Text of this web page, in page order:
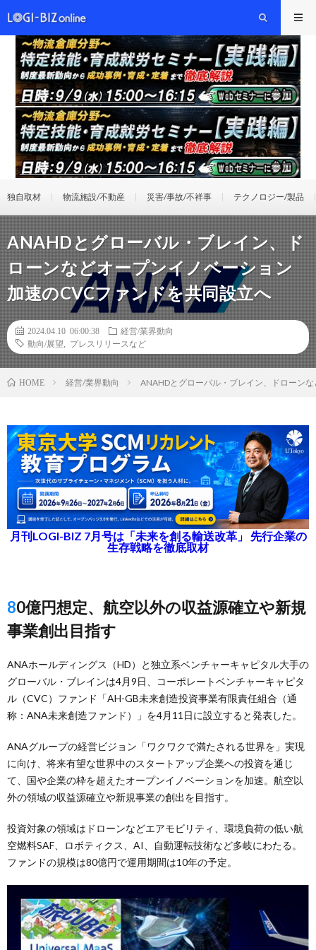
独自取材 物流施設/不動産 災害/事故/不祥事 テクノロジー/製品
ANAHDとグローバル・ブレイン、ド
ローンなどオープンイノベーション
加速のCVCファンドを共同設立へ
2024.04.10 06:00:38
経営/業界動向
動向/展望
プレスリリースなど
HOME 経営/業界動向 ANAHDとグローバル・ブレイン、ドローン
月刊LOGI-BIZ 7月号は「未来を創る輸送改革」 先行企業の
生存戦略を徹底取材
80億円想定、航空以外の収益源確立や新規
事業創出目指す
ANAホールディングス（HD）と独立系ベンチャーキャピタル大手の
グローバル・ブレインは4月9日、コーポレートベンチャーキャピタ
ル（CVC）ファンド「AH-GB未来創造投資事業有限責任組合（通
称：ANA未来創造ファンド）」を4月11日に設立すると発表した。
ANAグループの経営ビジョン「ワクワクで満たされる世界を」実現
に向け、将来有望な世界中のスタートアップ企業への投資を通じ
て、国や企業の枠を超えたオープンイノベーションを加速。航空以
外の領域の収益源確立や新規事業の創出を目指す。
投資対象の領域はドローンなどエアモビリティ、環境負荷の低い航
空燃料SAF、ロボティクス、AI、自動運転技術など多岐にわたる。
ファンドの規模は80億円で運用期間は10年の予定。